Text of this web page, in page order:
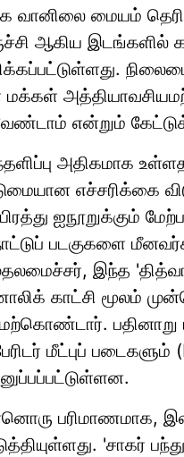
வானிலை மையம்
ஆகிய
என்றும்
அதிகமாக
எச்சரிக்கை
ஐநூறுக்கும்
படகுகளை
இந்த
காட்சி மூலம்
பதினாறு
மீட்புப்
பரிமாணமாக,
'சாகர்